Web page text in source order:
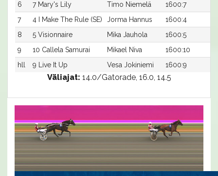
6
7 Mary's Lily Timo Niemelä 1600:7
7
4 I Make The Rule (SE) Jorma Hannus 1600:4
8
5 Visionnaire Mika Jauhola 1600:5
9
10 Callela Samurai Mikael Niva 1600:10
hll
9 Live It Up Vesa Jokiniemi 1600:9
Väliajat: 14.0/Gatorade, 16.0, 14.5